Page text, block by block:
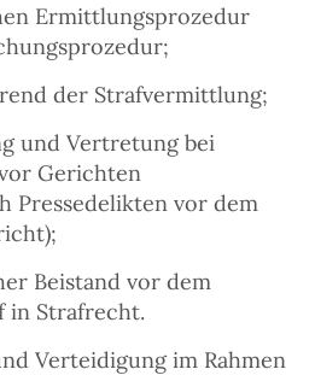
Ermittlungsprozedur
der Strafvermittlung;
und Vertretung bei
Gerichten
Pressedelikten vor dem
Beistand vor dem
in Strafrecht.
Verteidigung im Rahmen